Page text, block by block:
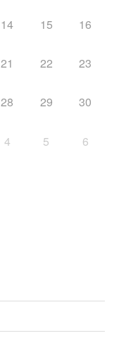
14 15 16
21 22 23
28 29 30
4 5 6